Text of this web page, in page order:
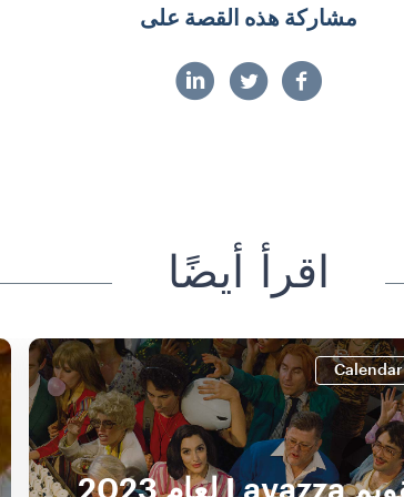
مشاركة هذه القصة على
اقرأ أيضًا
Calendar
تقويم Lavazza لعام 2023